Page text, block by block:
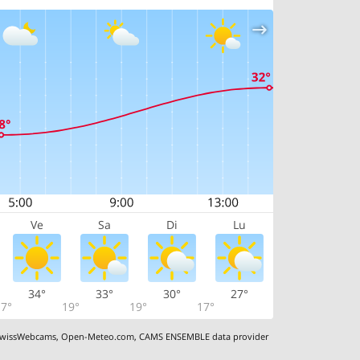
Ve Sa Di Lu
34°
19°
33°
19°
30°
17°
27°
,Open-Meteo.com,CAMS ENSEMBLE data provider